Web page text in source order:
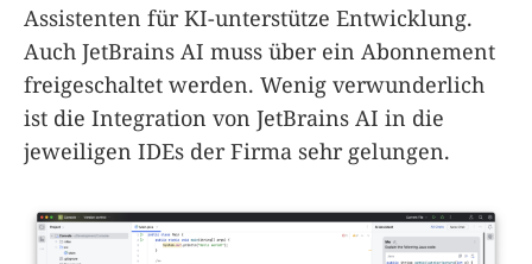
Assistenten für KI-unterstütze Entwicklung.
Auch JetBrains AI muss über ein Abonnement
freigeschaltet werden. Wenig verwunderlich
ist die Integration von JetBrains AI in die
jeweiligen IDEs der Firma sehr gelungen.